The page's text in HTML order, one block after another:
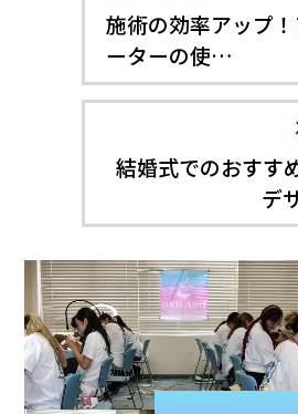
施術の効率アップ
ーターの使…
結婚式でのおすす
デ